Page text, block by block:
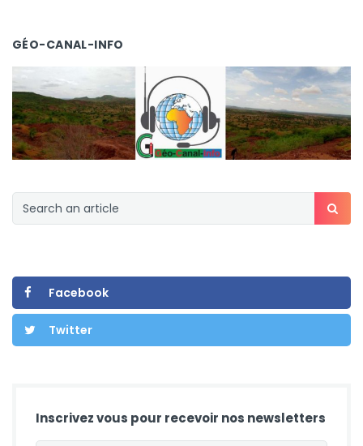
GÉO-CANAL-INFO
Facebook
Twitter
Inscrivez vous pour recevoir nos newsletters